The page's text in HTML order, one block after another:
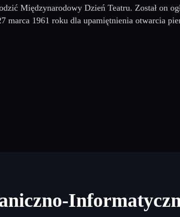
Międzynarodowy Dzień Teatru. Został on
marca 1961 roku dla upamiętnienia otwarcia